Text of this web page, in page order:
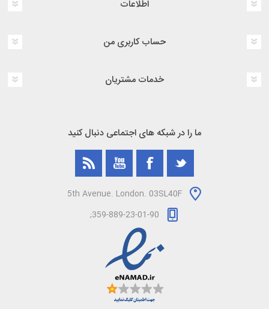
اطلاعات
حساب کاربری من
خدمات مشتریان
ما را در شبکه های اجتماعی دنبال کنید
5th Avenue. London. 03SL40F
359-889-23-01-90;